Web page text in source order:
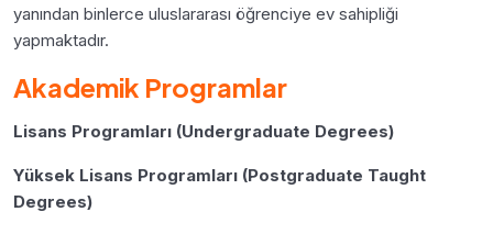
yanından binlerce uluslararası öğrenciye ev sahipliği
yapmaktadır.
Akademik Programlar
Lisans Programları (Undergraduate Degrees)
Yüksek Lisans Programları (Postgraduate Taught
Degrees)